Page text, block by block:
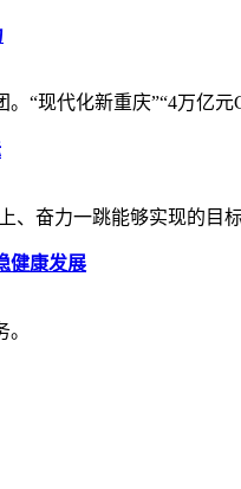
现代化新重庆”“4万亿元
、奋力一跳能够实现的目标
健康发展